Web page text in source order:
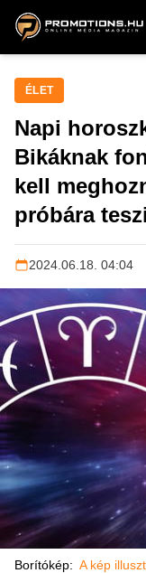
ZENE, FILM &
ÉLET
Napi
Bikáknak
kell
próbára
2024.06.18. 04:04
Borítókép: A kép